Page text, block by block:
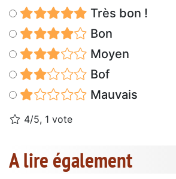
Très bon !
Bon
Moyen
Bof
Mauvais
4/5, 1 vote
A lire également